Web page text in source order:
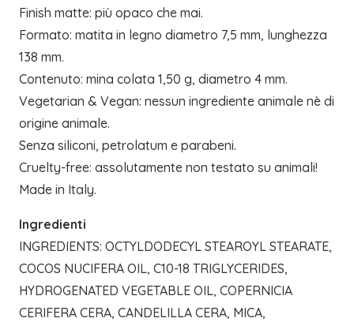
Finish matte: più opaco che mai.
Formato: matita in legno diametro 7,5 mm, lunghezza
138 mm.
Contenuto: mina colata 1,50 g, diametro 4 mm.
Vegetarian & Vegan: nessun ingrediente animale nè di
origine animale.
Senza siliconi, petrolatum e parabeni.
Cruelty-free: assolutamente non testato su animali!
Made in Italy.
Ingredienti
INGREDIENTS: OCTYLDODECYL STEAROYL STEARATE,
COCOS NUCIFERA OIL, C10-18 TRIGLYCERIDES,
HYDROGENATED VEGETABLE OIL, COPERNICIA
CERIFERA CERA, CANDELILLA CERA, MICA,